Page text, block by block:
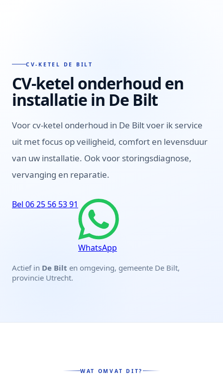
Diensten
Over ons
Contact
Bel directWhatsApp
Menu
CV-KETEL DE BILT
CV-ketel onderhoud en
installatie in De Bilt
Voor cv-ketel onderhoud in De Bilt voer ik service
uit met focus op veiligheid, comfort en levensduur
van uw installatie. Ook voor storingsdiagnose,
vervanging en reparatie.
Bel 06 25 56 53 91
WhatsApp
Actief in De Bilt en omgeving, gemeente De Bilt,
provincie Utrecht.
WAT OMVAT DIT?